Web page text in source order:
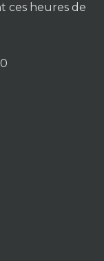
ces heures de